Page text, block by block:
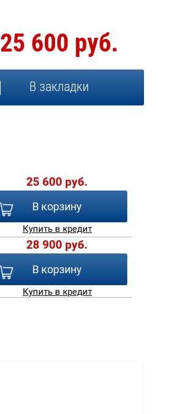
25 600 руб.
В закладки
25 600 руб.
В корзину
Купить в кредит
28 900 руб.
В корзину
Купить в кредит